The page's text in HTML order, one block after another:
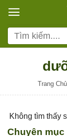
qua
nội
dung
Tìm
kiếm:
Trang Chủ
Không tìm thấy
Chuyên mục